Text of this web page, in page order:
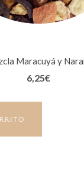
Maracuyá y
6,25€